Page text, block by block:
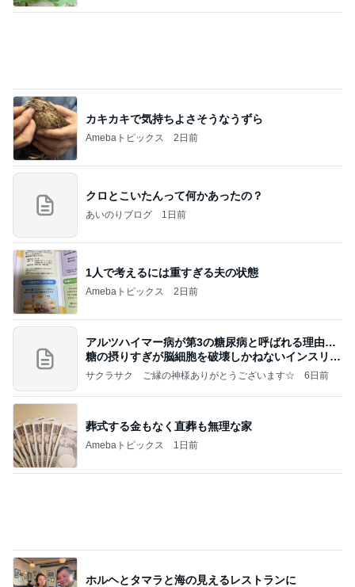
カキカキで気持ちよさそうなうずら
Amebaトピックス 2日前
クロとこいたんって何かあったの？
あいのりブログ 1日前
1人で考えるには重すぎる夫の状態
Amebaトピックス 2日前
アルツハイマー病が第3の糖尿病と呼ばれる理由…
糖の摂りすぎが脳細胞を破壊しかねないインスリン
の恐
サクラサク ご縁の神様ありがとうございます☆ 6日前
葬式する金もなく直葬も無理な家
Amebaトピックス 1日前
ホルヘとタマラと海の見えるレストランに